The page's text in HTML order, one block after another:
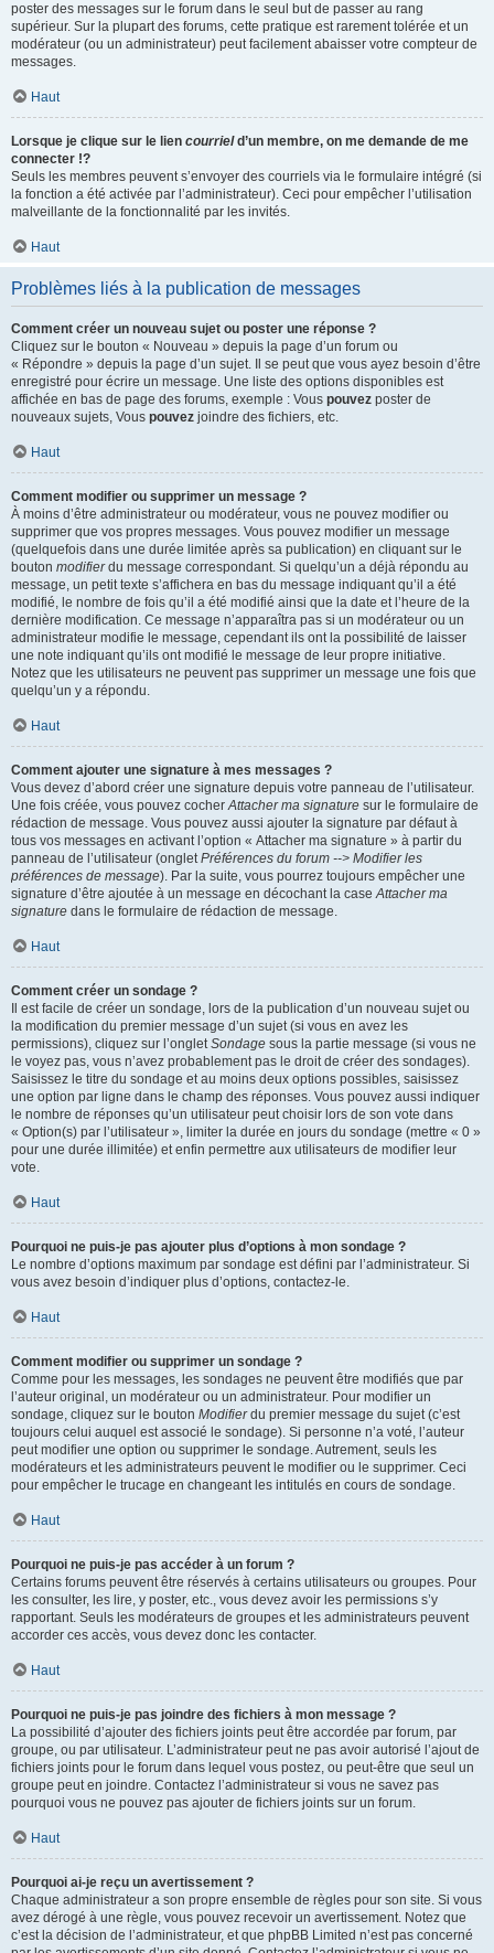
poster des messages sur le forum dans le seul but de passer au rang
supérieur. Sur la plupart des forums, cette pratique est rarement tolérée et un
modérateur (ou un administrateur) peut facilement abaisser votre compteur de
messages.
Haut
Lorsque je clique sur le lien courrield’un membre, on me demande de me
connecter !?
Seuls les membres peuvent s’envoyer des courriels via le formulaire intégré (si
la fonction a été activée par l’administrateur). Ceci pour empêcher l’utilisation
malveillante de la fonctionnalité par les invités.
Haut
Problèmes liés à la publication de messages
Comment créer un nouveau sujet ou poster une réponse ?
Cliquez sur le bouton « Nouveau » depuis la page d’un forum ou
« Répondre » depuis la page d’un sujet. Il se peut que vous ayez besoin d’être
enregistré pour écrire un message. Une liste des options disponibles est
affichée en bas de page des forums, exemple : Vous pouvez poster de
nouveaux sujets, Vous pouvez joindre des fichiers, etc.
Haut
Comment modifier ou supprimer un message ?
À moins d’être administrateur ou modérateur, vous ne pouvez modifier ou
supprimer que vos propres messages. Vous pouvez modifier un message
(quelquefois dans une durée limitée après sa publication) en cliquant sur le
bouton modifierdu message correspondant. Si quelqu’un a déjà répondu au
message, un petit texte s’affichera en bas du message indiquant qu’il a été
modifié, le nombre de fois qu’il a été modifié ainsi que la date et l’heure de la
dernière modification. Ce message n’apparaîtra pas si un modérateur ou un
administrateur modifie le message, cependant ils ont la possibilité de laisser
une note indiquant qu’ils ont modifié le message de leur propre initiative.
Notez que les utilisateurs ne peuvent pas supprimer un message une fois que
quelqu’un y a répondu.
Haut
Comment ajouter une signature à mes messages ?
Vous devez d’abord créer une signature depuis votre panneau de l’utilisateur.
Une fois créée, vous pouvez cocherAttacher ma signature sur le formulaire de
rédaction de message. Vous pouvez aussi ajouter la signature par défaut à
tous vos messages en activant l’option « Attacher ma signature » à partir du
panneau de l’utilisateur (ongletPréférences du forum --> Modifier les
préférences de message). Par la suite, vous pourrez toujours empêcher une
signature d’être ajoutée à un message en décochant la caseAttacher ma
signature dans le formulaire de rédaction de message.
Haut
Comment créer un sondage ?
Il est facile de créer un sondage, lors de la publication d’un nouveau sujet ou
la modification du premier message d’un sujet (si vous en avez les
permissions), cliquez sur l’ongletSondage sous la partie message (si vous ne
le voyez pas, vous n’avez probablement pas le droit de créer des sondages).
Saisissez le titre du sondage et au moins deux options possibles, saisissez
une option par ligne dans le champ des réponses. Vous pouvez aussi indiquer
le nombre de réponses qu’un utilisateur peut choisir lors de son vote dans
« Option(s) par l’utilisateur », limiter la durée en jours du sondage (mettre « 0 »
pour une durée illimitée) et enfin permettre aux utilisateurs de modifier leur
vote.
Haut
Pourquoi ne puis-je pas ajouter plus d’options à mon sondage ?
Le nombre d’options maximum par sondage est défini par l’administrateur. Si
vous avez besoin d’indiquer plus d’options, contactez-le.
Haut
Comment modifier ou supprimer un sondage ?
Comme pour les messages, les sondages ne peuvent être modifiés que par
l’auteur original, un modérateur ou un administrateur. Pour modifier un
sondage, cliquez sur le bouton Modifierdu premier message du sujet (c’est
toujours celui auquel est associé le sondage). Si personne n’a voté, l’auteur
peut modifier une option ou supprimer le sondage. Autrement, seuls les
modérateurs et les administrateurs peuvent le modifier ou le supprimer. Ceci
pour empêcher le trucage en changeant les intitulés en cours de sondage.
Haut
Pourquoi ne puis-je pas accéder à un forum ?
Certains forums peuvent être réservés à certains utilisateurs ou groupes. Pour
les consulter, les lire, y poster, etc., vous devez avoir les permissions s’y
rapportant. Seuls les modérateurs de groupes et les administrateurs peuvent
accorder ces accès, vous devez donc les contacter.
Haut
Pourquoi ne puis-je pas joindre des fichiers à mon message ?
La possibilité d’ajouter des fichiers joints peut être accordée par forum, par
groupe, ou par utilisateur. L’administrateur peut ne pas avoir autorisé l’ajout de
fichiers joints pour le forum dans lequel vous postez, ou peut-être que seul un
groupe peut en joindre. Contactez l’administrateur si vous ne savez pas
pourquoi vous ne pouvez pas ajouter de fichiers joints sur un forum.
Haut
Pourquoi ai-je reçu un avertissement ?
Chaque administrateur a son propre ensemble de règles pour son site. Si vous
avez dérogé à une règle, vous pouvez recevoir un avertissement. Notez que
c’est la décision de l’administrateur, et que phpBB Limited n’est pas concerné